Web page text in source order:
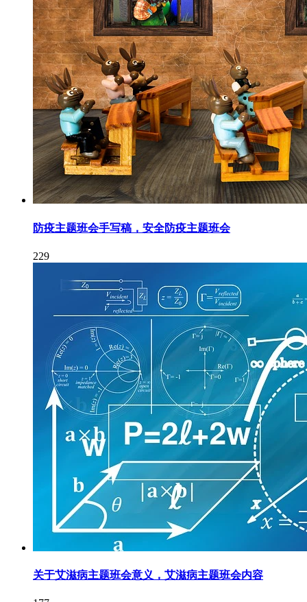
防疫主题班会手写稿，安全防疫主题班会
229
关于艾滋病主题班会意义，艾滋病主题班会内容